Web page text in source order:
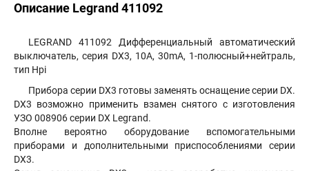
Описание Legrand 411092
LEGRAND 411092 Дифференциальный автоматический
выключатель, серия DX3, 10A, 30mA, 1-полюсный+нейтраль,
тип Hpi
Прибора серии DX3 готовы заменять оснащение серии DX.
DX3 возможно применить взамен снятого с изготовления
УЗО 008906 серии DX Legrand.
Вполне вероятно оборудование вспомогательными
приборами и дополнительными приспособлениями серии
DX3.